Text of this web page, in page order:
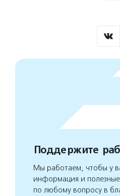
Поддержите
Мы работаем, чтобы у
информация и
по любому вопросу в